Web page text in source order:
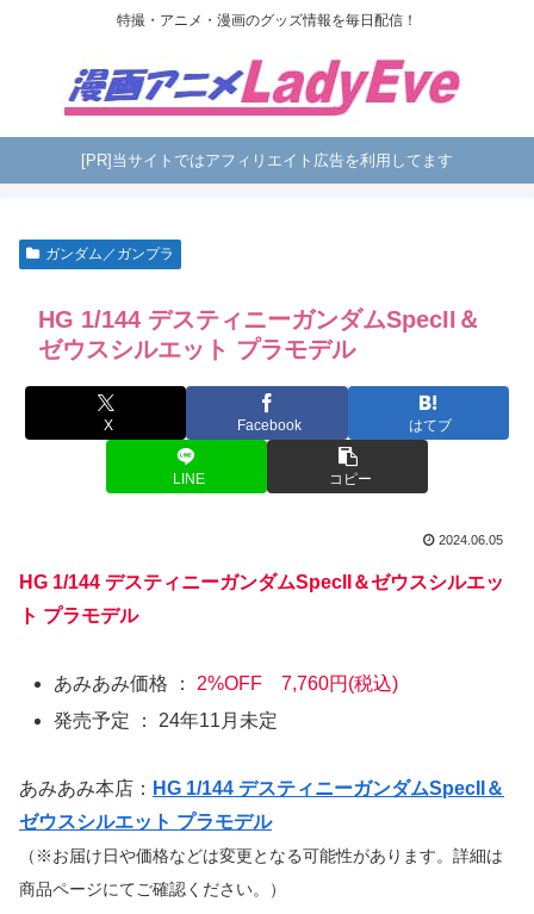
特撮・アニメ・漫画のグッズ情報を毎日配信！
[PR]当サイトではアフィリエイト広告を利用してます
ガンダム／ガンプラ
HG 1/144 デスティニーガンダムSpecII＆
ゼウスシルエット プラモデル
X Facebook はてブ
LINE コピー
2024.06.05
HG 1/144 デスティニーガンダムSpecII＆ゼウスシルエッ
ト プラモデル
あみあみ価格 ： 2%OFF 7,760円(税込)
発売予定 ： 24年11月未定
あみあみ本店： HG 1/144 デスティニーガンダムSpecII＆
ゼウスシルエット プラモデル
（※お届け日や価格などは変更となる可能性があります。詳細は
商品ページにてご確認ください。）